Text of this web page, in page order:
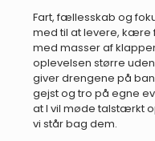
Fart, fællesskab og
med til at levere, kære
med masser af
oplevelsen større
giver drengene på
gejst og tro på egne
at I vil møde talstærkt
vi står bag dem.